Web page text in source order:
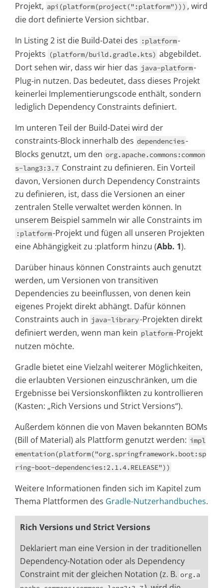
Projekt, api(platform(project(":platform"))) , wird
die dort definierte Version sichtbar.
In Listing 2 ist die Build-Datei des :platform-
Projekts (platform/build.gradle.kts) abgebildet.
Dort sehen wir, dass wir hier das java-platform-
Plug-in nutzen. Das bedeutet, dass dieses Projekt
keinerlei Implementierungscode enthält, sondern
lediglich Dependency Constraints definiert.
Im unteren Teil der Build-Datei wird der
constraints-Block innerhalb des dependencies-
Blocks genutzt, um den org.apache.commons:common
s-lang3:3.7 Constraint zu definieren. Ein Vorteil
davon, Versionen durch Dependency Constraints
zu definieren, ist, dass die Versionen an einer
zentralen Stelle verwaltet werden können. In
unserem Beispiel sammeln wir alle Constraints im
:platform-Projekt und fügen all unseren Projekten
eine Abhängigkeit zu :platform hinzu (Abb. 1).
Darüber hinaus können Constraints auch genutzt
werden, um Versionen von transitiven
Dependencies zu beeinflussen, von denen kein
eigenes Projekt direkt abhängt. Dafür können
Constraints auch in java-library-Projekten direkt
definiert werden, wenn man kein platform-Projekt
nutzen möchte.
Gradle bietet eine Vielzahl weiterer Möglichkeiten,
die erlaubten Versionen einzuschränken, um die
Ergebnisse bei Versionskonflikten zu kontrollieren
(Kasten: „Rich Versions und Strict Versions“).
Außerdem können die von Maven bekannten BOMs
(Bill of Material) als Plattform genutzt werden: impl
ementation(platform("org.springframework.boot:sp
ring-boot-dependencies:2.1.4.RELEASE"))
Weitere Informationen finden sich im Kapitel zum
Thema Plattformen des Gradle-Nutzerhandbuches.
Rich Versions und Strict Versions
Deklariert man eine Version in der traditionellen
Dependency-Notation oder als Dependency
Constraint mit der gleichen Notation (z. B. org.a